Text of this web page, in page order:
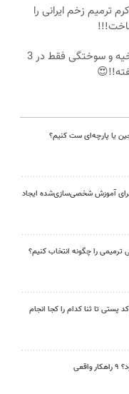
ترمیم زخم ایرانی را
ترمیم جای زخم، بخیه و سوختگی فقط در 3
جین یا پارچه‌ای ست کنیم؟
برای آموزش شخصی‌سازی‌شده ایجاد
ترمیمی را چگونه انتخاب کنیم؟
پستی تا ثنا کدام را کجا انجام